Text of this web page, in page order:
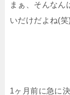
まぁ、そんなん
いだけだよね(笑
1ヶ月前に急に